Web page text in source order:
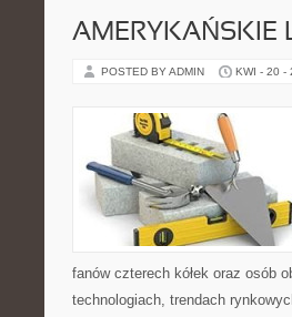
AMERYKAŃSKIE
POSTED BY ADMIN KWI - 20 -
fanów czterech kółek oraz osób
technologiach, trendach